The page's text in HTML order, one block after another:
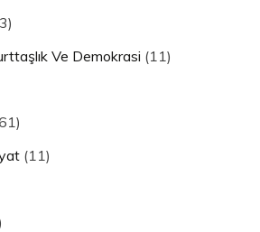
Ve Demokrasi (11)
(11)